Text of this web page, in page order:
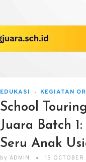
EDUKASI KEGIATAN
School
Juara Batch
Seru Anak
by ADMIN 15